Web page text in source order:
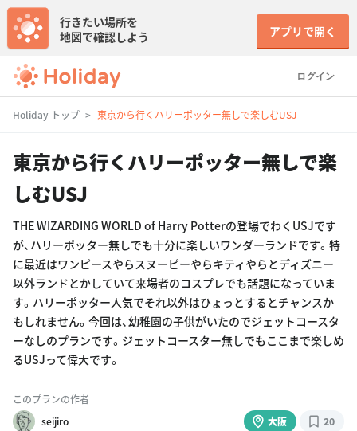
ログイン
行きたい場所を
地図で確認しよう
アプリで開く
Holiday トップ 東京から行くハリーポッター無しで楽しむUSJ
東京から行くハリーポッター無しで楽
しむUSJ
THE WIZARDING WORLD of Harry Potterの登場でわくUSJです
が、ハリーポッター無しでも十分に楽しいワンダーランドです。特
に最近はワンピースやらスヌーピーやらキティやらとディズニー
以外ランドとかしていて来場者のコスプレでも話題になっていま
す。ハリーポッター人気でそれ以外はひょっとするとチャンスか
もしれません。今回は、幼稚園の子供がいたのでジェットコースタ
ーなしのプランです。ジェットコースター無しでもここまで楽しめ
るUSJって偉大です。
このプランの作者
seijiro
大阪 20